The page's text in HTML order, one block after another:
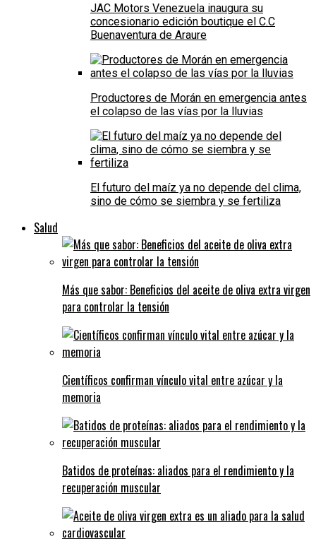
JAC Motors Venezuela inaugura su
concesionario edición boutique el C.C
Buenaventura de Araure
Productores de Morán en emergencia antes
el colapso de las vías por la lluvias
El futuro del maíz ya no depende del clima,
sino de cómo se siembra y se fertiliza
Salud
Más que sabor: Beneficios del aceite de oliva extra virgen
para controlar la tensión
Científicos confirman vínculo vital entre azúcar y la
memoria
Batidos de proteínas: aliados para el rendimiento y la
recuperación muscular